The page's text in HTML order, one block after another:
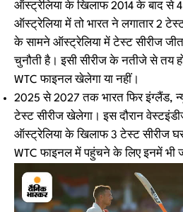
ऑस्ट्रेलिया के खिलाफ 2014 के बाद से
ऑस्ट्रेलिया में तो भारत ने लगातार 2
के सामने ऑस्ट्रेलिया में टेस्ट सीरीज
चुनौती है। इसी सीरीज के नतीजे से तय
WTC फाइनल खेलेगा या नहीं।
2025 से 2027 तक भारत फिर इंग्लैंड,
टेस्ट सीरीज खेलेगा। इस दौरान
ऑस्ट्रेलिया के खिलाफ 3 टेस्ट सीरीज
WTC फाइनल में पहुंचने के लिए इनमें भी